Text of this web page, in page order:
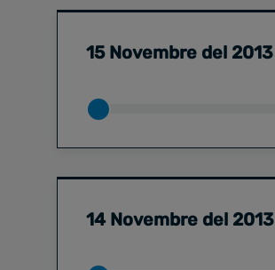
15 Novembre del 2013
14 Novembre del 2013